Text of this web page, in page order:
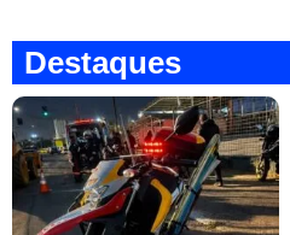
Destaques